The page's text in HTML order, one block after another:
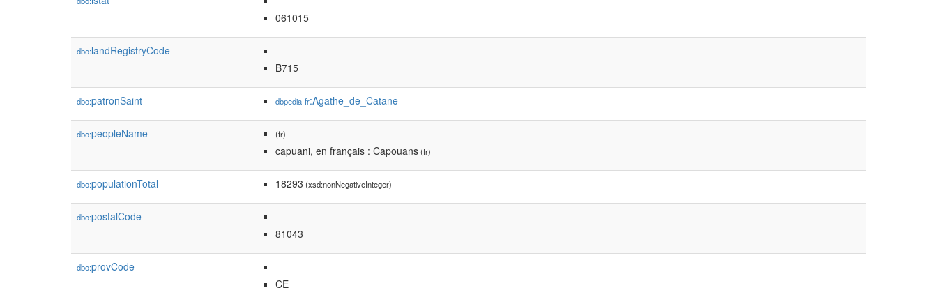
061015
dbo:landRegistryCode
B715
dbo:patronSaint dbpedia-fr:Agathe_de_Catane
dbo:peopleName (fr)
capuani, en français : Capouans(fr)
dbo:populationTotal 18293 (xsd:nonNegativeInteger)
dbo:postalCode
81043
dbo:provCode
CE